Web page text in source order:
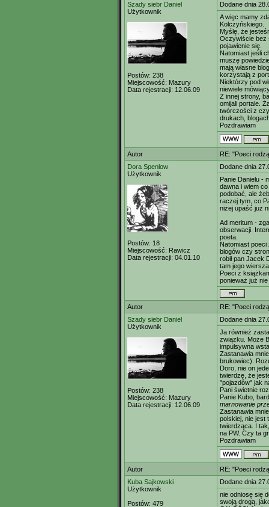
Szady siebr Daniel
Użytkownik
Postów: 238
Miejscowość: Mazury
Data rejestracji: 12.06.09
Dodane dnia
A więc mamy
Kolczyńskiego.
Myślę, że
Oczywiście bez
pojawienie się.
Natomiast jeśli
muszę
mają własne
korzystają z
Niektórzy pod
niewiele
Z innej strony,
omijali portale.
twórczości z
drukach,
Pozdrawiam
Autor
RE: "Poeci
Dora Spenlow
Użytkownik
Postów: 18
Miejscowość: Rawicz
Data rejestracji: 04.01.10
Dodane dnia
Panie Danielu -
dawna i wiem
podobać, ale
raczej tym, co
niżej upaść już
Ad meritum -
obserwacji.
poeta.
Natomiast
blogów czy
robił pan Jacek
tam jego
Poeci z
ponieważ już
Autor
RE: "Poeci
Szady siebr Daniel
Użytkownik
Postów: 238
Miejscowość: Mazury
Data rejestracji: 12.06.09
Dodane dnia
Ja również
związku. Może
impulsywna
Zastanawia
brukowiec).
Doro, nie on
twierdzę, że
"pojazdów" jak
Pani świetnie
Panie Kubo,
marnowanie
Zastanawia
polskiej, nie jest
twierdząca. I
na PW. Czy ta
Pozdrawiam
Autor
RE: "Poeci
Kuba Sajkowski
Użytkownik
Postów: 479
Dodane dnia
nie odniosę się
swoją drogą,